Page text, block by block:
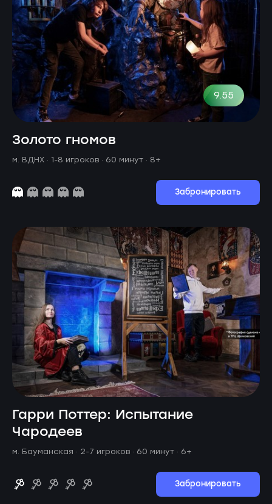
9.55
Золото гномов
м. ВДНХ · 1-8 игроков · 60 минут · 8+
Забронировать
Гарри Поттер: Испытание
Чародеев
м. Бауманская · 2-7 игроков · 60 минут · 6+
Забронировать